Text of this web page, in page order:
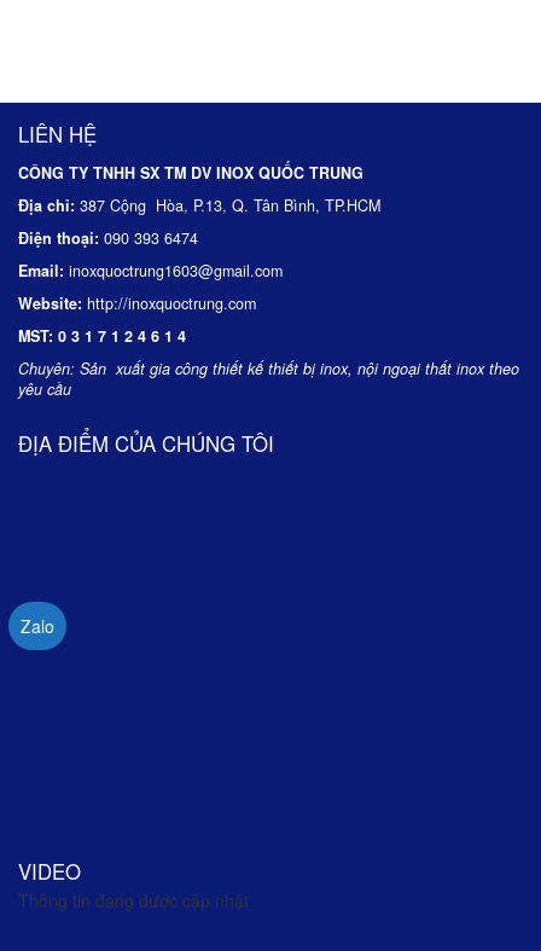
LIÊN HỆ
CÔNG TY TNHH SX TM DV INOX QUỐC TRUNG
Địa chỉ: 387 Cộng Hòa, P.13, Q. Tân Bình, TP.HCM
Điện thoại: 090 393 6474
Email: inoxquoctrung1603@gmail.com
Website: http://inoxquoctrung.com
MST: 0 3 1 7 1 2 4 6 1 4
Chuyên: Sản xuất gia công thiết kế thiết bị inox, nội ngoại thất inox theo
yêu cầu
ĐỊA ĐIỂM CỦA CHÚNG TÔI
VIDEO
Thông tin đang được cập nhật
Zalo